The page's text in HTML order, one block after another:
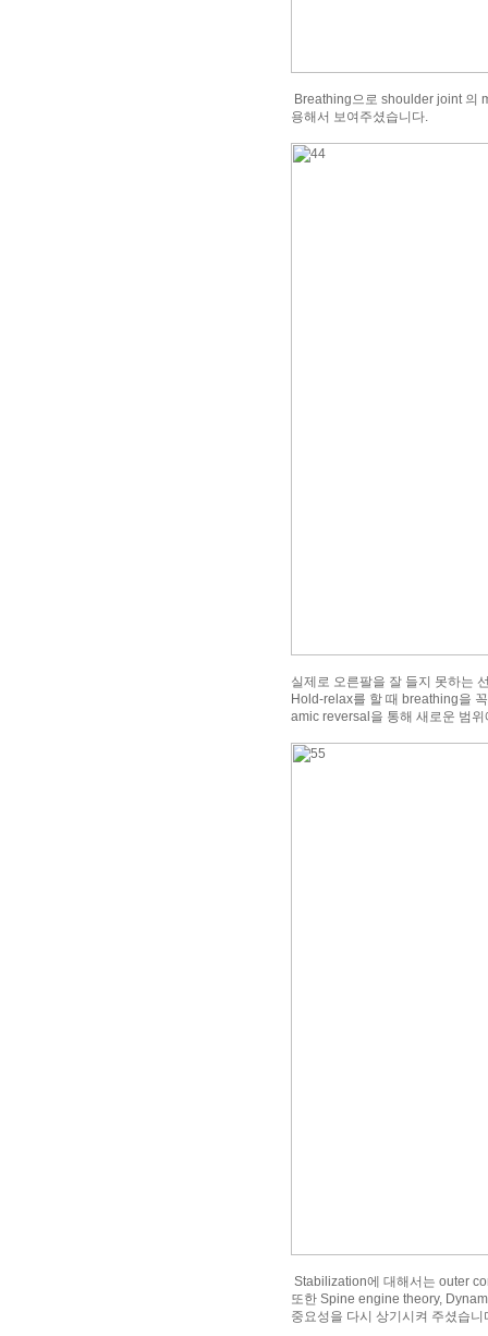
Breathing으로 shoulder joint 의
용해서 보여주셨습니다.
실제로 오른팔을 잘 들지 못하는
Hold-relax를 할 때 breathing을
amic reversal을 통해 새로운 범
Stabilization에 대해서는 outer
또한 Spine engine theory,
중요성을 다시 상기시켜 주셨습니